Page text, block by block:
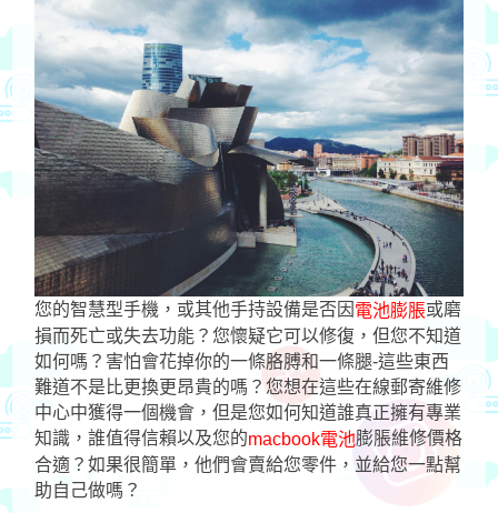
您的智慧型手機，或其他手持設備是否因 電池膨脹或磨
損而死亡或失去功能？您懷疑它可以修復，但您不知道
如何嗎？害怕會花掉你的一條胳膊和一條腿-這些東西
難道不是比更換更昂貴的嗎？您想在這些在線郵寄維修
中心中獲得一個機會，但是您如何知道誰真正擁有專業
知識，誰值得信賴以及您的macbook電池膨脹維修價格
合適？如果很簡單，他們會賣給您零件，並給您一點幫
助自己做嗎？